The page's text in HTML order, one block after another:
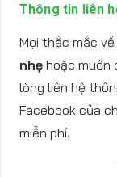
Thông tin liên
Mọi thắc mắc
nhẹ hoặc muốn
lòng liên hệ
Facebook của
miễn phí.